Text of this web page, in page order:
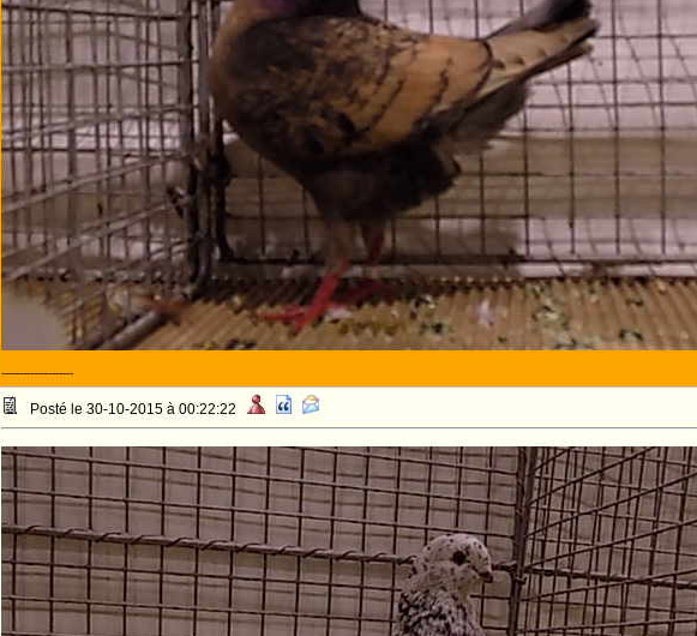
--------------------
Posté le 30-10-2015 à 00:22:22